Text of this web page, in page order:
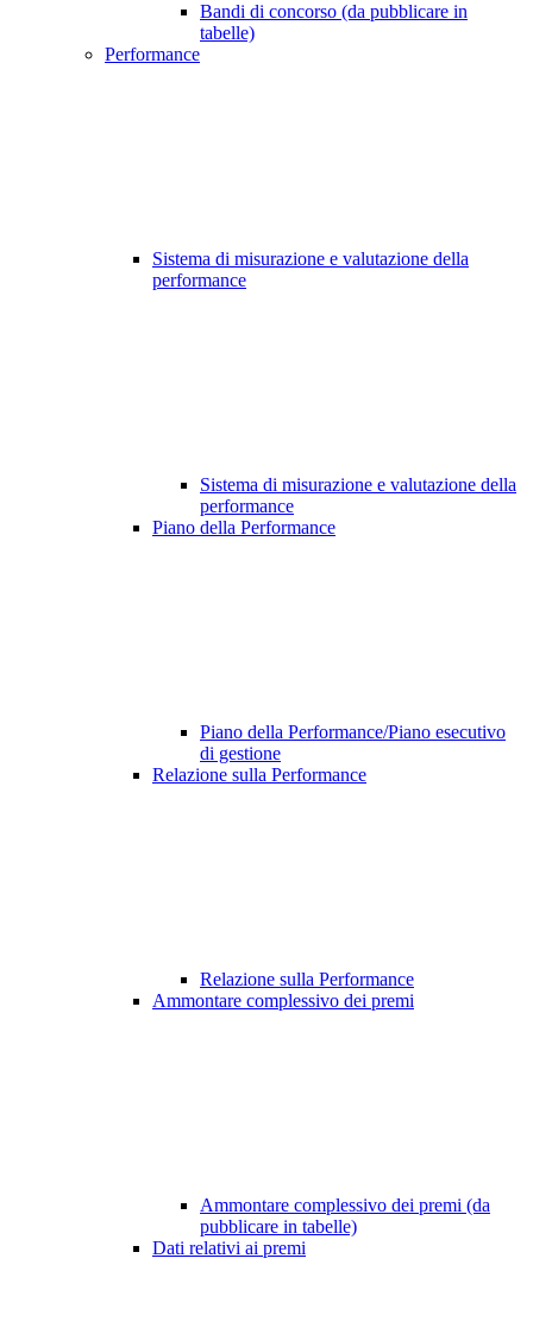
Bandi di concorso (da pubblicare in
tabelle)
Performance
Sistema di misurazione e valutazione della
performance
Sistema di misurazione e valutazione della
performance
Piano della Performance
Piano della Performance/Piano esecutivo
di gestione
Relazione sulla Performance
Relazione sulla Performance
Ammontare complessivo dei premi
Ammontare complessivo dei premi (da
pubblicare in tabelle)
Dati relativi ai premi